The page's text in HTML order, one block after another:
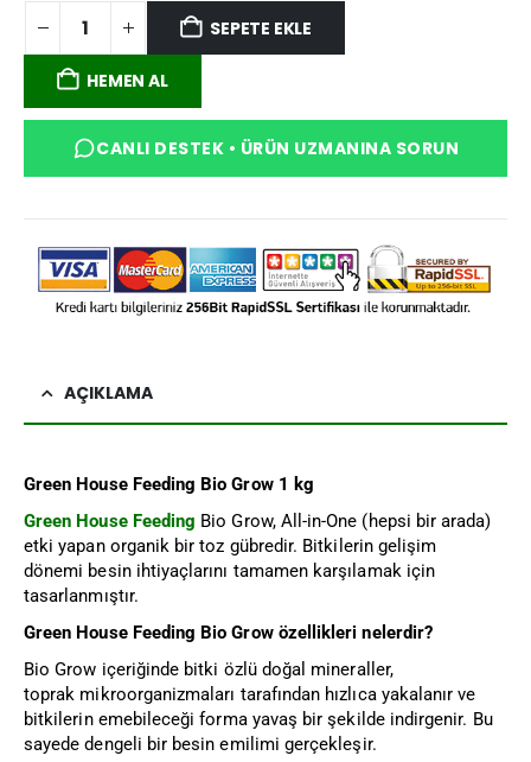
SEPETE EKLE
HEMEN AL
CANLI DESTEK • ÜRÜN UZMANINA SORUN
AÇIKLAMA
Green House Feeding Bio Grow 1 kg
Green House Feeding Bio Grow, All-in-One (hepsi bir arada)
etki yapan organik bir toz gübredir. Bitkilerin gelişim
dönemi besin ihtiyaçlarını tamamen karşılamak için
tasarlanmıştır.
Green House Feeding Bio Grow özellikleri nelerdir?
Bio Grow içeriğinde bitki özlü doğal mineraller,
toprak mikroorganizmaları tarafından hızlıca yakalanır ve
bitkilerin emebileceği forma yavaş bir şekilde indirgenir. Bu
sayede dengeli bir besin emilimi gerçekleşir.